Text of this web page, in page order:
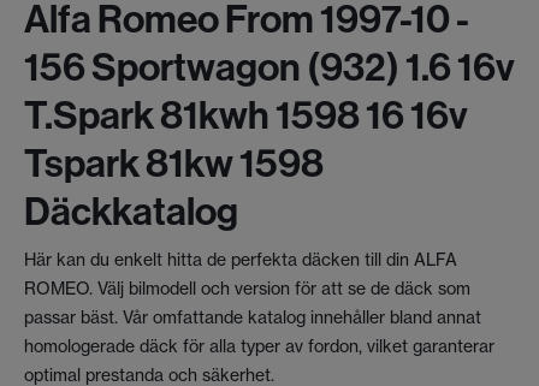
Alfa Romeo From 1997-10 -
156 Sportwagon (932) 1.6 16v
T.spark 81kwh 1598 16 16v
Tspark 81kw 1598
Däckkatalog
Här kan du enkelt hitta de perfekta däcken till din ALFA
ROMEO. Välj bilmodell och version för att se de däck som
passar bäst. Vår omfattande katalog innehåller bland annat
homologerade däck för alla typer av fordon, vilket garanterar
optimal prestanda och säkerhet.